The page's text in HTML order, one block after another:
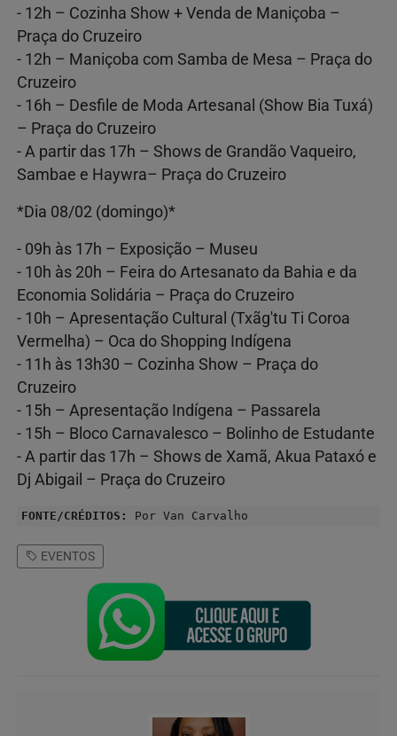
- 12h – Cozinha Show + Venda de Maniçoba –
Praça do Cruzeiro
- 12h – Maniçoba com Samba de Mesa – Praça do
Cruzeiro
- 16h – Desfile de Moda Artesanal (Show Bia Tuxá)
– Praça do Cruzeiro
- A partir das 17h – Shows de Grandão Vaqueiro,
Sambae e Haywra– Praça do Cruzeiro
*Dia 08/02 (domingo)*
- 09h às 17h – Exposição – Museu
- 10h às 20h – Feira do Artesanato da Bahia e da
Economia Solidária – Praça do Cruzeiro
- 10h – Apresentação Cultural (Txãg'tu Ti Coroa
Vermelha) – Oca do Shopping Indígena
- 11h às 13h30 – Cozinha Show – Praça do
Cruzeiro
- 15h – Apresentação Indígena – Passarela
- 15h – Bloco Carnavalesco – Bolinho de Estudante
- A partir das 17h – Shows de Xamã, Akua Pataxó e
Dj Abigail – Praça do Cruzeiro
FONTE/CRÉDITOS: Por Van Carvalho
EVENTOS